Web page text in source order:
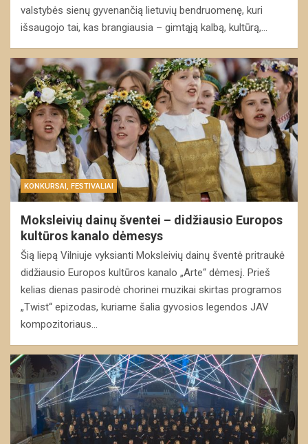
valstybės sienų gyvenančią lietuvių bendruomenę, kuri
išsaugojo tai, kas brangiausia – gimtąją kalbą, kultūrą,…
KONKURSAI, FESTIVALIAI
Moksleivių dainų šventei – didžiausio Europos
kultūros kanalo dėmesys
Šią liepą Vilniuje vyksianti Moksleivių dainų šventė pritraukė
didžiausio Europos kultūros kanalo „Arte“ dėmesį. Prieš
kelias dienas pasirodė chorinei muzikai skirtas programos
„Twist“ epizodas, kuriame šalia gyvosios legendos JAV
kompozitoriaus…